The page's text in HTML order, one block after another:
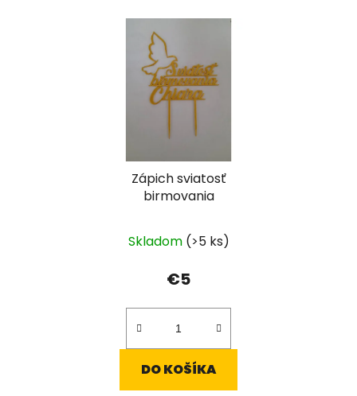
Zápich sviatosť
birmovania
Skladom (>5 ks)
€5
DO KOŠÍKA